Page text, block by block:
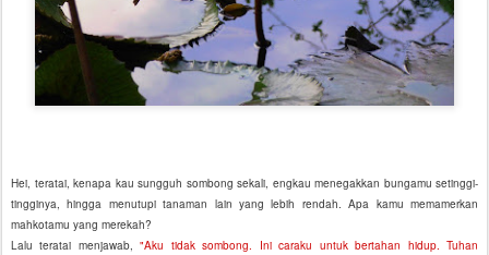
Hei, teratai, kenapa kau sungguh sombong sekali, engkau menegakkan bungamu setinggi-
tingginya, hingga menutupi tanaman lain yang lebih rendah. Apa kamu memamerkan
mahkotamu yang merekah?
Lalu teratai menjawab,"Aku tidak sombong. Ini caraku untuk bertahan hidup. Tuhan